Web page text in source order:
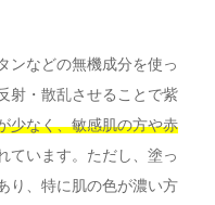
ンなどの無機成分を使っ
射・散乱させることで紫
少なく、敏感肌の方や赤
ています。ただし、塗っ
り、特に肌の色が濃い方